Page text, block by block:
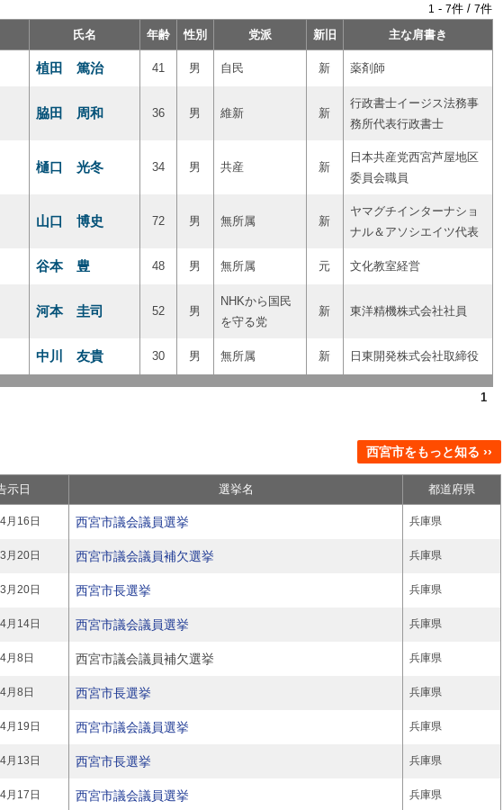
1 - 7件 / 7件
氏名 年齢 性別 党派 新旧 主な肩書き
植田 篤治 41 男 自民 新 薬剤師
脇田 周和 36 男 維新 新
行政書士イージス法務事
務所代表行政書士
樋口 光冬 34 男 共産 新
日本共産党西宮芦屋地区
委員会職員
山口 博史 72 男 無所属 新
ヤマグチインターナショ
ナル＆アソシエイツ代表
谷本 豊 48 男 無所属 元 文化教室経営
河本 圭司 52 男
NHKから国民
を守る党
新 東洋精機株式会社社員
中川 友貴 30 男 無所属 新 日東開発株式会社取締役
1
西宮市をもっと知る ››
示日 選挙名 都道府県
月16日 西宮市議会議員選挙 兵庫県
月20日 西宮市議会議員補欠選挙 兵庫県
月20日 西宮市長選挙 兵庫県
月14日 西宮市議会議員選挙 兵庫県
月8日 西宮市議会議員補欠選挙 兵庫県
月8日 西宮市長選挙 兵庫県
月19日 西宮市議会議員選挙 兵庫県
月13日 西宮市長選挙 兵庫県
月17日 西宮市議会議員選挙 兵庫県